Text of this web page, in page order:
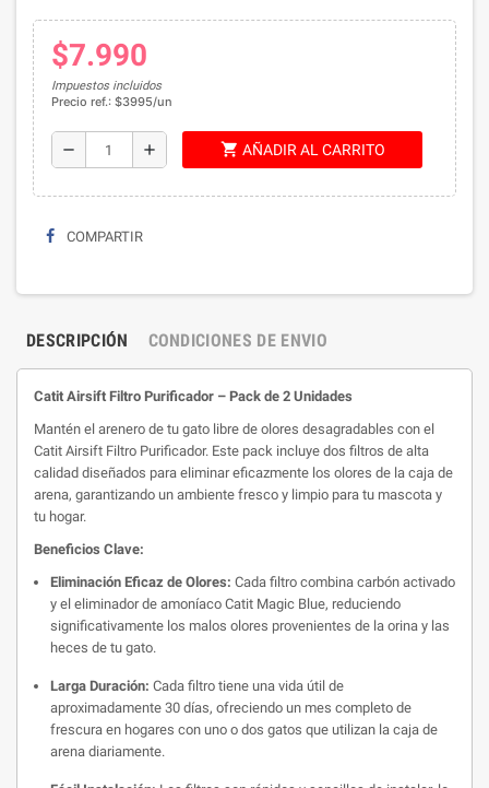
$7.990
Impuestos incluidos
Precio ref.: $3995/un
remove add shopping_cart AÑADIR AL CARRITO
COMPARTIR
DESCRIPCIÓN CONDICIONES DE ENVIO
Catit Airsift Filtro Purificador – Pack de 2 Unidades
Mantén el arenero de tu gato libre de olores desagradables con el
Catit Airsift Filtro Purificador. Este pack incluye dos filtros de alta
calidad diseñados para eliminar eficazmente los olores de la caja de
arena, garantizando un ambiente fresco y limpio para tu mascota y
tu hogar.
Beneficios Clave:
Eliminación Eficaz de Olores: Cada filtro combina carbón activado
y el eliminador de amoníaco Catit Magic Blue, reduciendo
significativamente los malos olores provenientes de la orina y las
heces de tu gato.
Larga Duración: Cada filtro tiene una vida útil de
aproximadamente 30 días, ofreciendo un mes completo de
frescura en hogares con uno o dos gatos que utilizan la caja de
arena diariamente.